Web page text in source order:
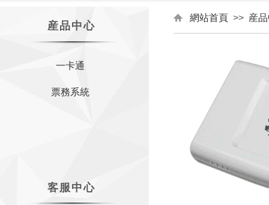
網站首頁 >> 産
産品中心
一卡通
票務系統
客服中心